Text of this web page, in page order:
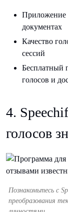
Приложение
документах
Качество
сессий
Бесплатный
голосов и
4.
голосов
Познакомьтесь с
преобразования